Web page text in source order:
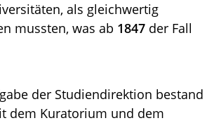
als gleichwertig
mussten, was ab 1847 der Fall
der Studiendirektion bestand
dem Kuratorium und dem